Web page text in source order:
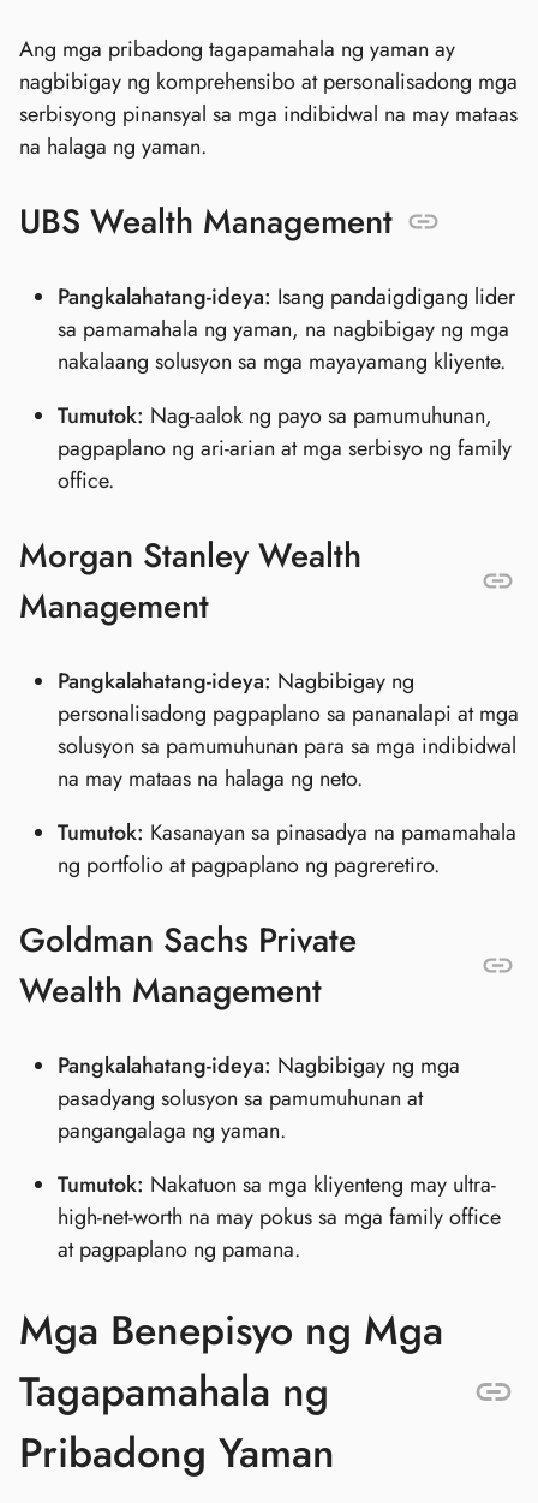
Ang mga pribadong tagapamahala ng yaman ay
nagbibigay ng komprehensibo at personalisadong mga
serbisyong pinansyal sa mga indibidwal na may mataas
na halaga ng yaman.
UBS Wealth Management
Pangkalahatang-ideya: Isang pandaigdigang lider
sa pamamahala ng yaman, na nagbibigay ng mga
nakalaang solusyon sa mga mayayamang kliyente.
Tumutok: Nag-aalok ng payo sa pamumuhunan,
pagpaplano ng ari-arian at mga serbisyo ng family
office.
Morgan Stanley Wealth
Management
Pangkalahatang-ideya: Nagbibigay ng
personalisadong pagpaplano sa pananalapi at mga
solusyon sa pamumuhunan para sa mga indibidwal
na may mataas na halaga ng neto.
Tumutok: Kasanayan sa pinasadya na pamamahala
ng portfolio at pagpaplano ng pagreretiro.
Goldman Sachs Private
Wealth Management
Pangkalahatang-ideya: Nagbibigay ng mga
pasadyang solusyon sa pamumuhunan at
pangangalaga ng yaman.
Tumutok: Nakatuon sa mga kliyenteng may ultra-
high-net-worth na may pokus sa mga family office
at pagpaplano ng pamana.
Mga Benepisyo ng Mga
Tagapamahala ng
Pribadong Yaman